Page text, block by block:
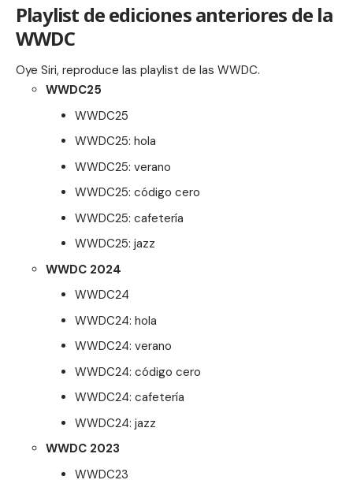
Playlist de ediciones anteriores de la
WWDC
Oye Siri, reproduce las playlist de las WWDC.
WWDC25
WWDC25
WWDC25: hola
WWDC25: verano
WWDC25: código cero
WWDC25: cafetería
WWDC25: jazz
WWDC 2024
WWDC24
WWDC24: hola
WWDC24: verano
WWDC24: código cero
WWDC24: cafetería
WWDC24: jazz
WWDC 2023
WWDC23